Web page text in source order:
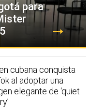
para
cubana conquista
al adoptar una
elegante de ‘quiet